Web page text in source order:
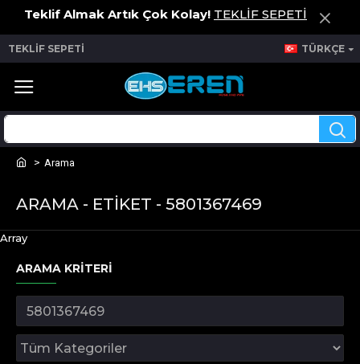
Teklif Almak Artık Çok Kolay! TEKLİF SEPETİ
TEKLİF SEPETİ TÜRKÇE
Arama
ARAMA - ETIKET - 5801367469
Array
ARAMA KRITERI